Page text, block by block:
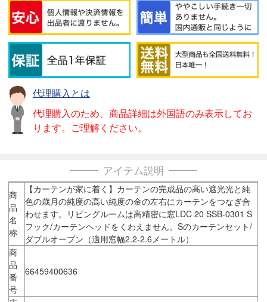
代理購入とは
代理購入のため、商品詳細は外国語のみ表示してお
ります。ご理解ください。
アイテム説明
商
品
名
称
【カーテンが家に着く】カーテンの完成品の高い遮光光と純
色の歳月の純度の高い純度の金の左右にカーテンをつなぎ合
わせます。リビングルームは高精密に窓LDC 20 SSB-0301 S
フック/カーテンヘッドをくわえません。Sのカーテンセット/
ダブルオープン（適用窓幅2.2-2.6メートル）
商
品
番
号
66459400636